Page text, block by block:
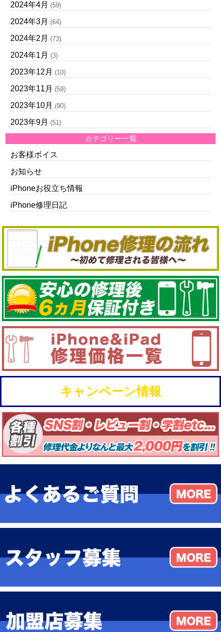
2024年4月 (59)
2024年3月 (64)
2024年2月 (73)
2024年1月 (3)
2023年12月 (10)
2023年11月 (59)
2023年10月 (90)
2023年9月 (51)
カテゴリー一覧
お客様ボイス
お知らせ
iPhoneお役立ち情報
iPhone修理日記
キャンペーン情報